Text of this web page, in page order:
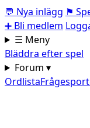
💬 Nya inlägg ⚑
➕ Bli medlem
☰ Meny
Bläddra efter spel
Forum ▾
Ordlista